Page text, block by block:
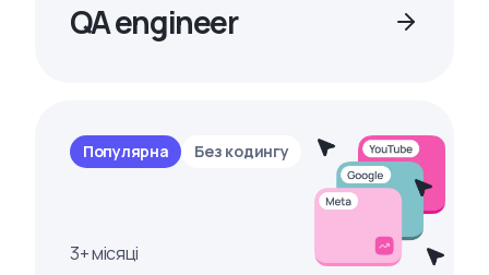
QA engineer
Популярна Без кодингу
3+ місяці